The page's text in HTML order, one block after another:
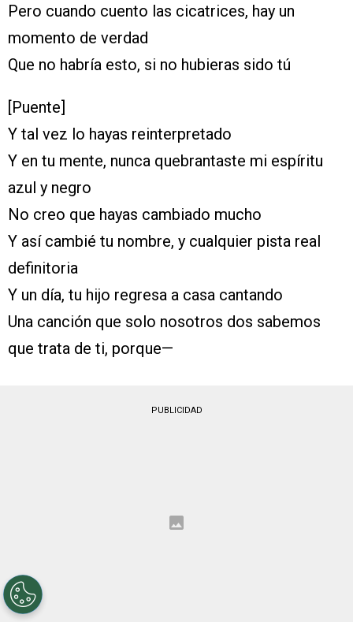
Pero cuando cuento las cicatrices, hay un
momento de verdad
Que no habría esto, si no hubieras sido tú
[Puente]
Y tal vez lo hayas reinterpretado
Y en tu mente, nunca quebrantaste mi espíritu
azul y negro
No creo que hayas cambiado mucho
Y así cambié tu nombre, y cualquier pista real
definitoria
Y un día, tu hijo regresa a casa cantando
Una canción que solo nosotros dos sabemos
que trata de ti, porque—
PUBLICIDAD